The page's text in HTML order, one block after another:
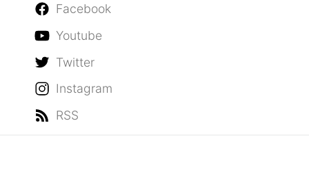
Facebook
Youtube
Twitter
Instagram
RSS